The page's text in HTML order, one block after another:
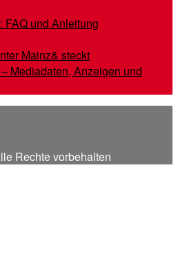
FAQ und Anleitung
Mainz& steckt
Mediadaten, Anzeigen und
Rechte vorbehalten